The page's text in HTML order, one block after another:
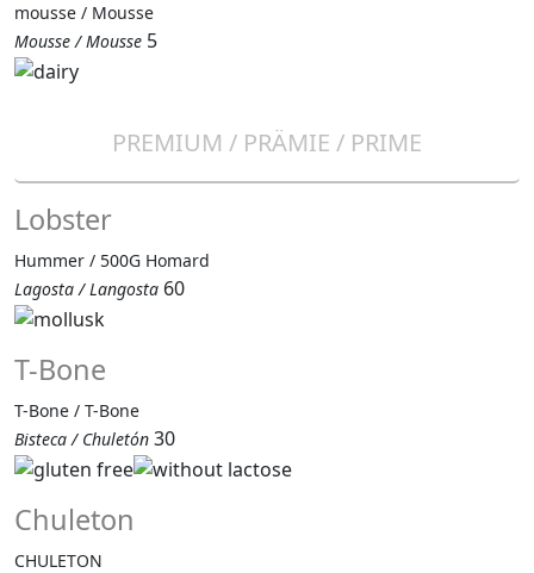
mousse / Mousse
Mousse / Mousse 5
PREMIUM / PRÄMIE / PRIME
Lobster
Hummer / 500G Homard
Lagosta / Langosta 60
T-Bone
T-Bone / T-Bone
Bisteca / Chuletón 30
Chuleton
CHULETON